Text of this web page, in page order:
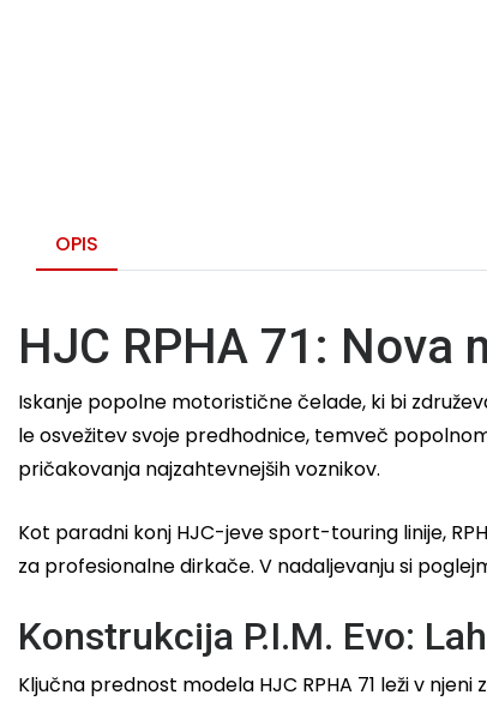
OPIS
HJC RPHA 71:
Iskanje popolne motoristične čelade, ki bi
le osvežitev svoje predhodnice, temveč
pričakovanja najzahtevnejših voznikov.
Kot paradni konj HJC-jeve sport-touring linije,
za profesionalne dirkače. V nadaljevanju si
Konstrukcija P.I.M. Evo:
Ključna prednost modela HJC RPHA 71 leži v